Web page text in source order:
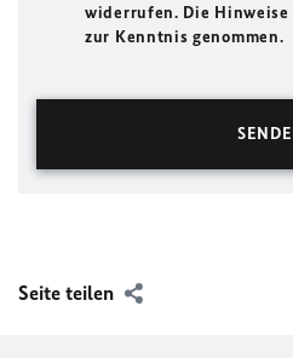
widerrufen. Die Hinweise
zur Kenntnis genommen.
Seite teilen